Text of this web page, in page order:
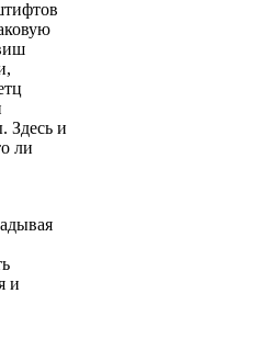
Здесь и
ли
и